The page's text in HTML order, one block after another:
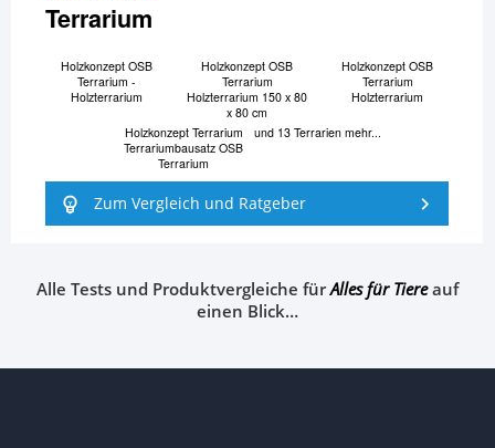
Terrarium
Holzkonzept OSB
Terrarium -
Holzterrarium
Holzkonzept OSB
Terrarium
Holzterrarium 150 x 80
x 80 cm
Holzkonzept OSB
Terrarium
Holzterrarium
Holzkonzept Terrarium
Terrariumbausatz OSB
Terrarium
und 13 Terrarien mehr...
Zum Vergleich und Ratgeber
Alle Tests und Produktvergleiche fürAlles für Tiereauf
einen Blick…